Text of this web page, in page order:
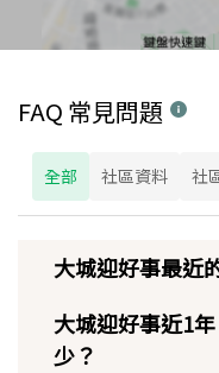
FAQ 常見問題
全部 社區資料 社
大城迎好事最近
大城迎好事近1
少？